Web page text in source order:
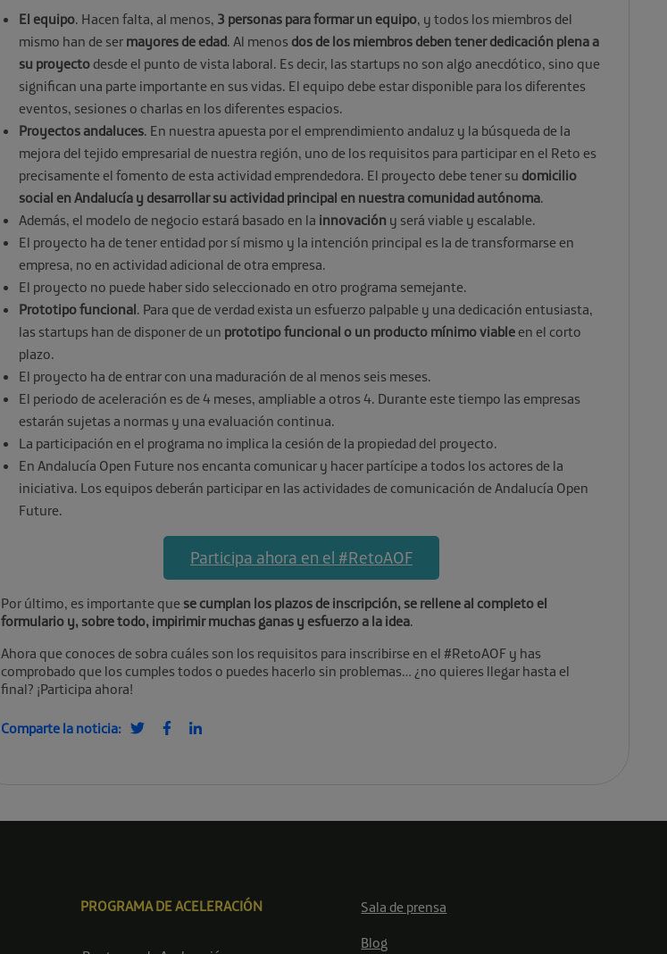
El equipo. Hacen falta, al menos, 3 personas para formar un equipo, y todos los miembros del
mismo han de ser mayores de edad. Al menos dos de los miembros deben tener dedicación plena a
su proyecto desde el punto de vista laboral. Es decir, las startups no son algo anecdótico, sino que
significan una parte importante en sus vidas. El equipo debe estar disponible para los diferentes
eventos, sesiones o charlas en los diferentes espacios.
Proyectos andaluces. En nuestra apuesta por el emprendimiento andaluz y la búsqueda de la
mejora del tejido empresarial de nuestra región, uno de los requisitos para participar en el Reto es
precisamente el fomento de esta actividad emprendedora. El proyecto debe tener su domicilio
social en Andalucía y desarrollar su actividad principal en nuestra comunidad autónoma.
Además, el modelo de negocio estará basado en la innovación y será viable y escalable.
El proyecto ha de tener entidad por sí mismo y la intención principal es la de transformarse en
empresa, no en actividad adicional de otra empresa.
El proyecto no puede haber sido seleccionado en otro programa semejante.
Prototipo funcional. Para que de verdad exista un esfuerzo palpable y una dedicación entusiasta,
las startups han de disponer de un prototipo funcional o un producto mínimo viableen el corto
plazo.
El proyecto ha de entrar con una maduración de al menos seis meses.
El periodo de aceleración es de 4 meses, ampliable a otros 4. Durante este tiempo las empresas
estarán sujetas a normas y una evaluación continua.
La participación en el programa no implica la cesión de la propiedad del proyecto.
En Andalucía Open Future nos encanta comunicar y hacer partícipe a todos los actores de la
iniciativa. Los equipos deberán participar en las actividades de comunicación de Andalucía Open
Future.
Participa ahora en el #RetoAOF
Por último, es importante que se cumplan los plazos de inscripción, se rellene al completo el
formulario y, sobre todo, impirimir muchas ganas y esfuerzo a la idea.
Ahora que conoces de sobra cuáles son los requisitos para inscribirse en el #RetoAOF y has
comprobado que los cumples todos o puedes hacerlo sin problemas… ¿no quieres llegar hasta el
final? ¡Participa ahora!
Comparte la noticia:
PROGRAMA DE ACELERACIÓN
Sala de prensa
Blog